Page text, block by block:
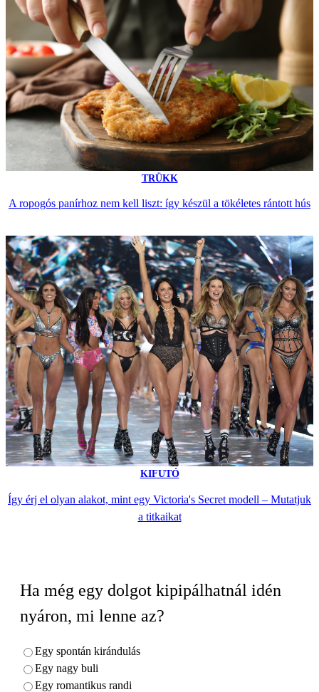
TRÜKK
A ropogós panírhoz nem kell liszt: így készül a tökéletes rántott hús
KIFUTÓ
Így érj el olyan alakot, mint egy Victoria's Secret modell – Mutatjuk
a titkaikat
Ha még egy dolgot kipipálhatnál idén
nyáron, mi lenne az?
Egy spontán kirándulás
Egy nagy buli
Egy romantikus randi